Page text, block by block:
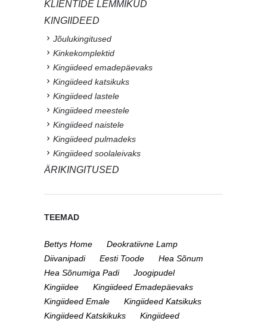
KLIENTIDE LEMMIKUD
KINGIIDEED
Jõulukingitused
Kinkekomplektid
Kingiideed emadepäevaks
Kingiideed katsikuks
Kingiideed lastele
Kingiideed meestele
Kingiideed naistele
Kingiideed pulmadeks
Kingiideed soolaleivaks
ÄRIKINGITUSED
TEEMAD
Bettys Home
Deokratiivne Lamp
Diivanipadi
Eesti Toode
Hea Sõnum
Hea Sõnumiga Padi
Joogipudel
Kingiidee
Kingiideed Emadepäevaks
Kingiideed Emale
Kingiideed Katsikuks
Kingiideed Katskikuks
Kingiideed